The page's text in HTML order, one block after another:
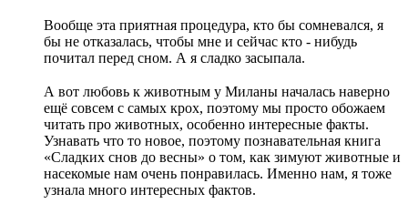
Вообще эта приятная процедура, кто бы сомневался, я
бы не отказалась, чтобы мне и сейчас кто - нибудь
почитал перед сном. А я сладко засыпала.
А вот любовь к животным у Миланы началась наверно
ещё совсем с самых крох, поэтому мы просто обожаем
читать про животных, особенно интересные факты.
Узнавать что то новое, поэтому познавательная книга
«Сладких снов до весны» о том, как зимуют животные и
насекомые нам очень понравилась. Именно нам, я тоже
узнала много интересных фактов.